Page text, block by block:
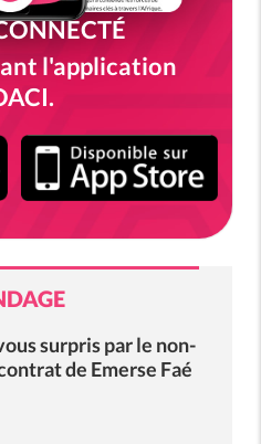
l'application
surpris par le non-
de Emerse Faé